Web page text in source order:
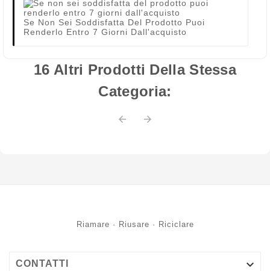
Se Non Sei Soddisfatta Del Prodotto Puoi
Renderlo Entro 7 Giorni Dall'acquisto
16 Altri Prodotti Della Stessa
Categoria:
 
Riamare · Riusare · Riciclare
CONTATTI 